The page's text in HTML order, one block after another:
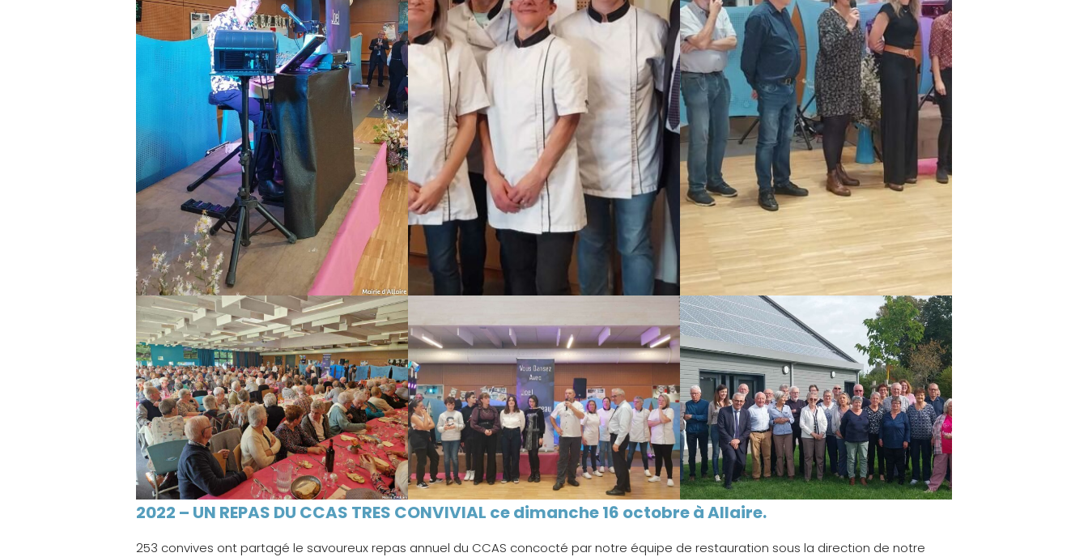
2022 – UN REPAS DU CCAS TRES CONVIVIAL ce dimanche 16 octobre à Allaire.
253 convives ont partagé le savoureux repas annuel du CCAS concocté par notre équipe de restauration sous la direction de notre